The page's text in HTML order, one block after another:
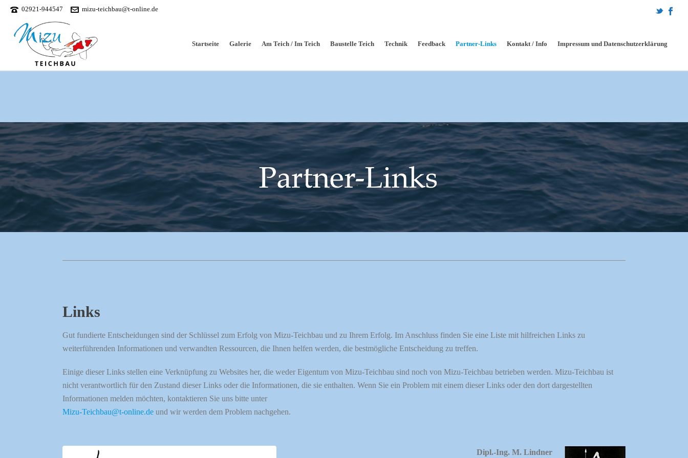
02921-944547 mizu-teichbau@t-online.de
Startseite Galerie Am Teich / Im Teich Baustelle Teich Technik Feedback Partner-Links Kontakt / Info Impressum und Datenschutzerklärung
Links
Gut fundierte Entscheidungen sind der Schlüssel zum Erfolg von Mizu-Teichbau und zu Ihrem Erfolg. Im Anschluss finden Sie eine Liste mit hilfreichen Links zu
weiterführenden Informationen und verwandten Ressourcen, die Ihnen helfen werden, die bestmögliche Entscheidung zu treffen.
Einige dieser Links stellen eine Verknüpfung zu Websites her, die weder Eigentum von Mizu-Teichbau sind noch von Mizu-Teichbau betrieben werden. Mizu-Teichbau ist
nicht verantwortlich für den Zustand dieser Links oder die Informationen, die sie enthalten. Wenn Sie ein Problem mit einem dieser Links oder den dort dargestellten
Informationen melden möchten, kontaktieren Sie uns bitte unter
Mizu-Teichbau@t-online.de und wir werden dem Problem nachgehen.
Dipl.-Ing. M. Lindner